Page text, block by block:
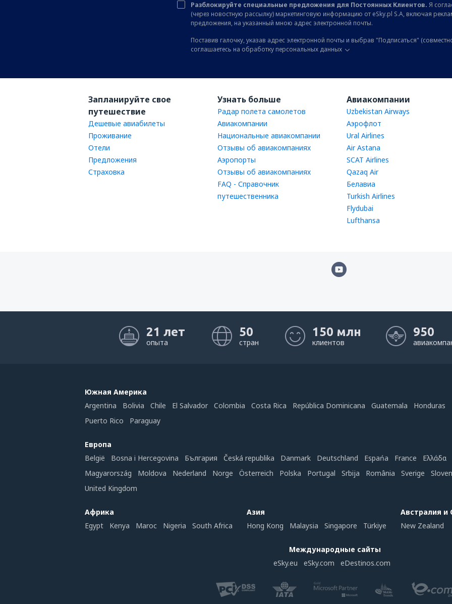
Разблокируйте специальные предложения для Постоянных Клиентов. Я
(через новостную рассылку) маркетинговую информацию от eSky.pl S.A, включая
предложения, на указанный мною адрес электронной почты.
Поставив галочку, указав адрес электронной почты и выбрав "Подписаться"
соглашаетесь на обработку персональных данных
Запланируйте свое
путешествие
Дешевые авиабилеты
Проживание
Отели
Предложения
Страховка
Узнать больше
Радар полета самолетов
Авиакомпании
Национальные авиакомпании
Отзывы об авиакомпаниях
Аэропорты
Отзывы об авиакомпаниях
FAQ - Справочник
путешественника
Авиакомпании
Uzbekistan Airways
Аэрофлот
Ural Airlines
Air Astana
SCAT Airlines
Qazaq Air
Белавиа
Turkish Airlines
Flydubai
Lufthansa
21 лет
опыта
50
стран
150 млн
клиентов
950
Южная Америка
Argentina
Bolivia Chile El Salvador Colombia Costa Rica República Dominicana Guatemala Honduras
Puerto Rico
Paraguay
Европа
België
Bosna i Hercegovina България Česká republika Danmark Deutschland Espańa France
Ελλάδα
Magyarország
Moldova Nederland Norge Österreich Polska Portugal Srbija România Sverige
United Kingdom
Африка
Egypt
Kenya Maroc Nigeria South Africa
Азия
Hong Kong
Malaysia Singapore Türkiye
Австралия и
New Zealand
Международные сайты
eSky.eu
eSky.com eDestinos.com